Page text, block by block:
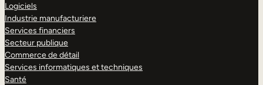
Logiciels
Industrie manufacturiere
Services financiers
Secteur publique
Commerce de détail
Services informatiques et techniques
Santé